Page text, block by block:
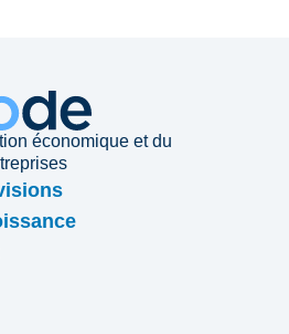
économique et du